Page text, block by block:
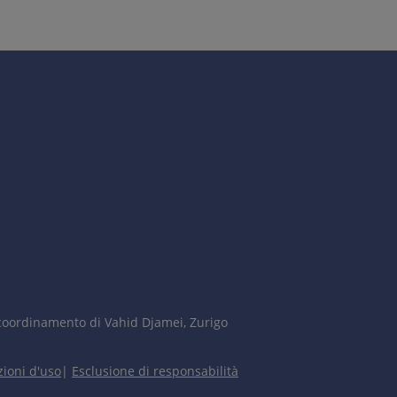
di Vahid Djamei, Zurigo
d'uso| Esclusione di responsabilità